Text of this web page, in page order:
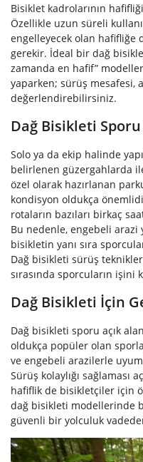
Bisiklet kadrolarının
Özellikle uzun süreli
engelleyecek olan hafifliğe
gerekir. İdeal bir dağ
zamanda en hafif”
yaparken; sürüş mesafesi,
değerlendirebilirsiniz.
Dağ Bisikleti Sporu
Solo ya da ekip halinde
belirlenen güzergahlarda
özel olarak hazırlanan
kondisyon oldukça
rotaların bazıları birkaç
Bu nedenle, engebeli arazi
bisikletin yanı sıra
Dağ bisikleti sürüş
sırasında sporcuların işini
Dağ Bisikleti İçin
Dağ bisikleti sporu açık
oldukça popüler olan
ve engebeli arazilerle
Sürüş kolaylığı sağlaması
hafiflik de bisikletçiler için
dağ bisikleti modellerinde
güvenli bir yolculuk